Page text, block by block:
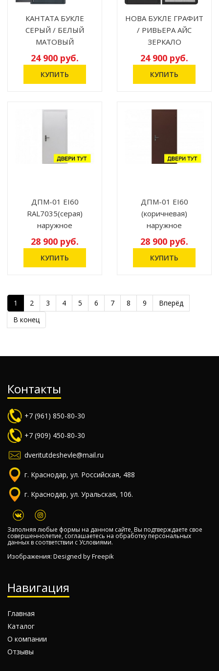
КАНТАТА БУКЛЕ
СЕРЫЙ / БЕЛЫЙ
МАТОВЫЙ
24 900 руб.
НОВА БУКЛЕ ГРАФИТ
/ РИВЬЕРА АЙС
ЗЕРКАЛО
24 900 руб.
ДПМ-01 ЕI60
RAL7035(серая)
наружное
28 900 руб.
ДПМ-01 ЕI60
(коричневая)
наружное
28 900 руб.
1 2 3 4 5 6 7 8 9
Вперёд
В конец
Контакты
+7 (961) 850-80-30
+7 (909) 450-80-30
dveritutdeshevle@mail.ru
г. Краснодар, ул. Российская, 488
г. Краснодар, ул. Уральская, 106.
Заполняя любые формы на данном сайте, Вы подтверждаете свое
совершеннолетие, соглашаетесь на обработку персональных
данных в соответствии сУсловиями.
Изображения: Designed byFreepik
Навигация
Главная
Каталог
О компании
Отзывы